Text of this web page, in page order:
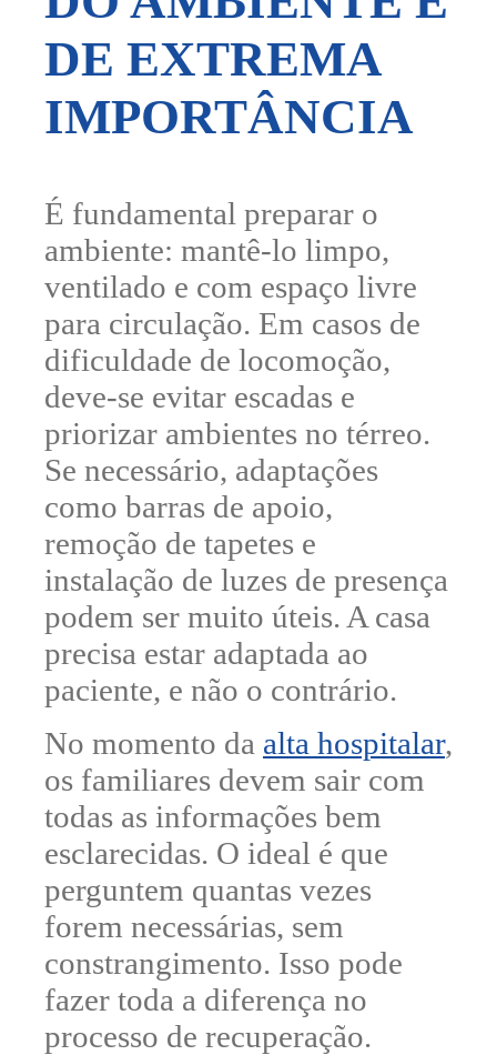
DE EXTREMA
IMPORTÂNCIA
É fundamental preparar o
ambiente: mantê-lo limpo,
ventilado e com espaço livre
para circulação. Em casos de
dificuldade de locomoção,
deve-se evitar escadas e
priorizar ambientes no térreo.
Se necessário, adaptações
como barras de apoio,
remoção de tapetes e
instalação de luzes de presença
podem ser muito úteis. A casa
precisa estar adaptada ao
paciente, e não o contrário.
No momento da alta hospitalar,
os familiares devem sair com
todas as informações bem
esclarecidas. O ideal é que
perguntem quantas vezes
forem necessárias, sem
constrangimento. Isso pode
fazer toda a diferença no
processo de recuperação.